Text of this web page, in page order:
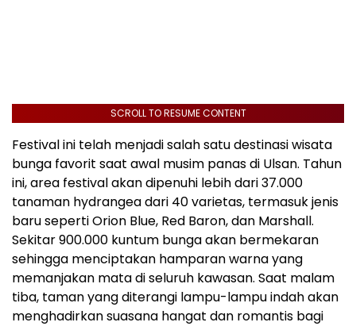
SCROLL TO RESUME CONTENT
Festival ini telah menjadi salah satu destinasi wisata
bunga favorit saat awal musim panas di Ulsan. Tahun
ini, area festival akan dipenuhi lebih dari 37.000
tanaman hydrangea dari 40 varietas, termasuk jenis
baru seperti Orion Blue, Red Baron, dan Marshall.
Sekitar 900.000 kuntum bunga akan bermekaran
sehingga menciptakan hamparan warna yang
memanjakan mata di seluruh kawasan. Saat malam
tiba, taman yang diterangi lampu-lampu indah akan
menghadirkan suasana hangat dan romantis bagi